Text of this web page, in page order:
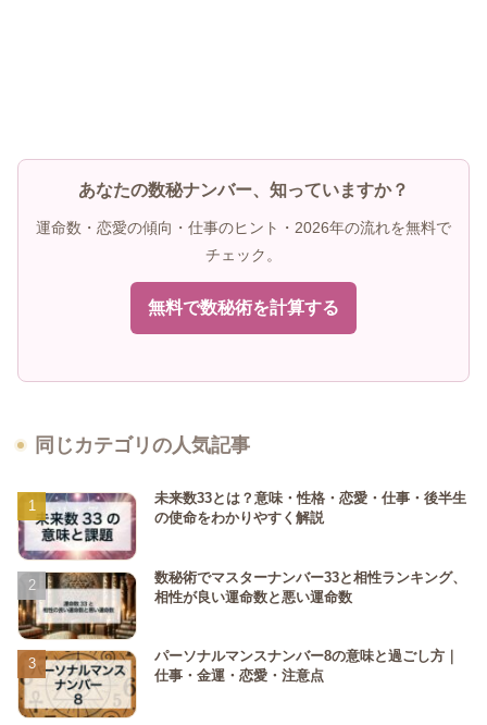
あなたの数秘ナンバー、知っていますか？
運命数・恋愛の傾向・仕事のヒント・2026年の流れを無料で
チェック。
無料で数秘術を計算する
同じカテゴリの人気記事
未来数33とは？意味・性格・恋愛・仕事・後半生
の使命をわかりやすく解説
数秘術でマスターナンバー33と相性ランキング、
相性が良い運命数と悪い運命数
パーソナルマンスナンバー8の意味と過ごし方｜
仕事・金運・恋愛・注意点